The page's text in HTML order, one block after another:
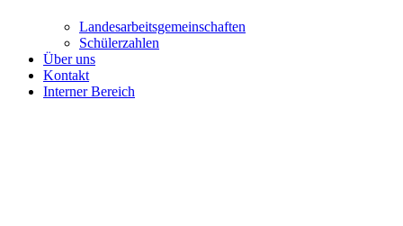
Landesarbeitsgemeinschaften
Schülerzahlen
Über uns
Kontakt
Interner Bereich